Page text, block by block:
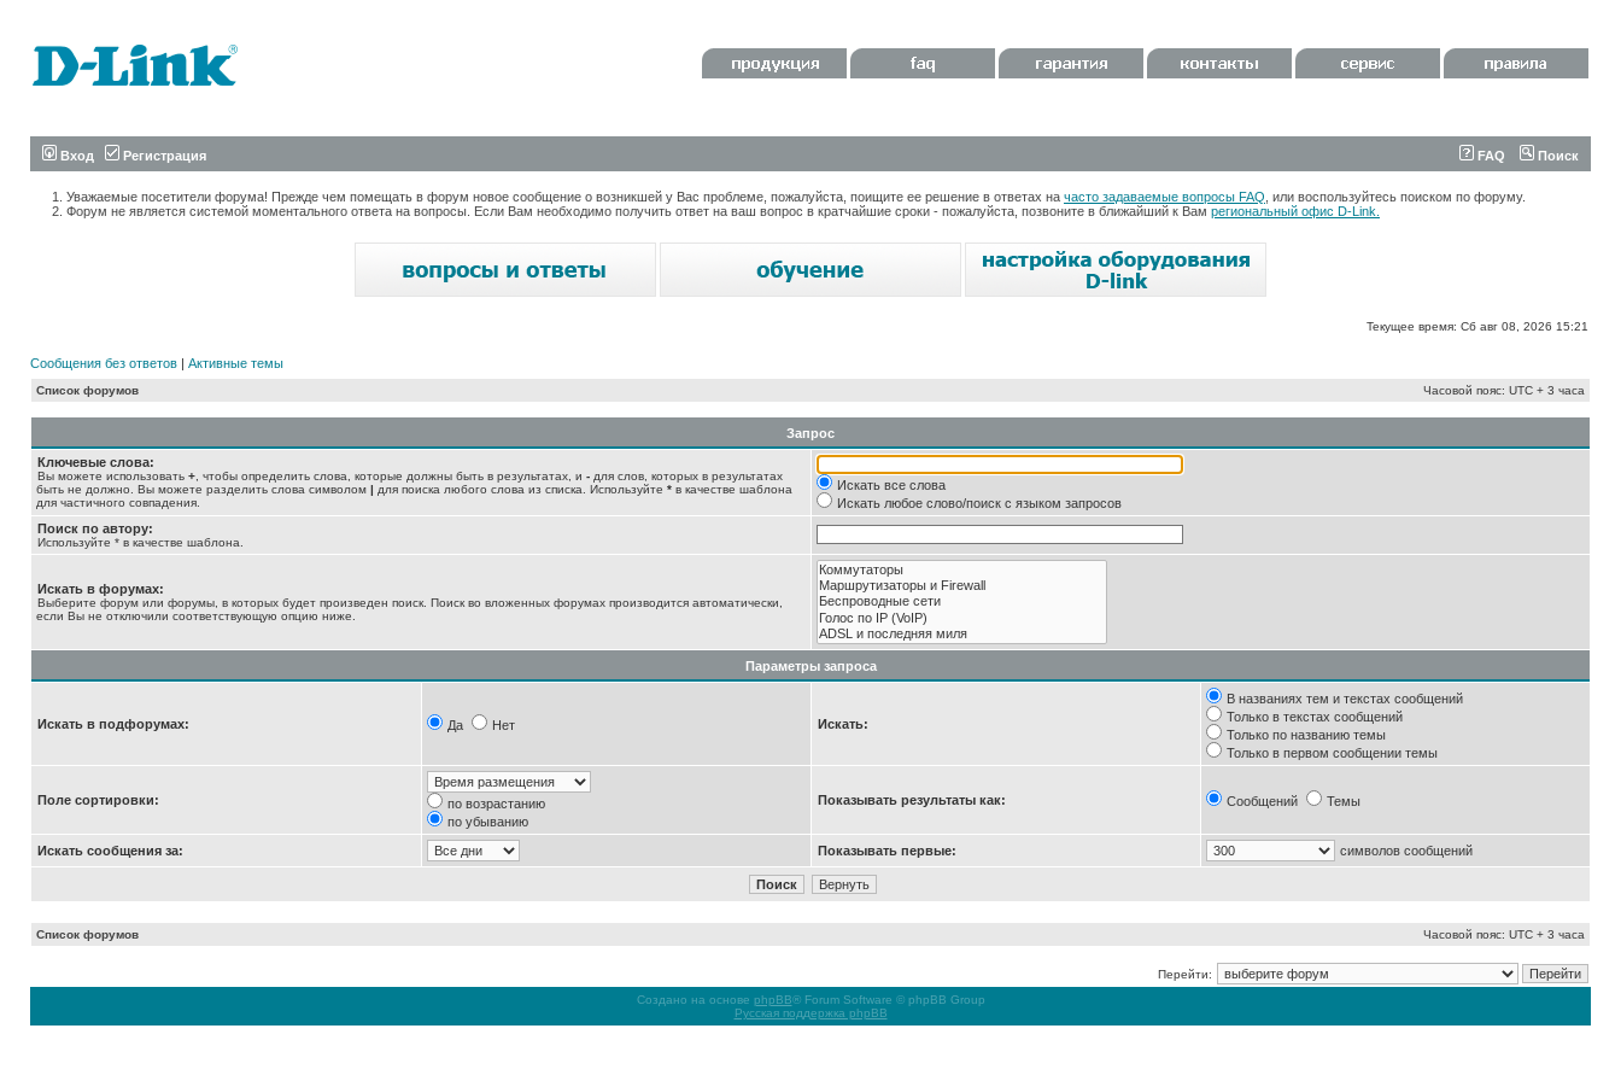
Вход Регистрация FAQ Поиск
Уважаемые посетители форума! Прежде чем помещать в форум новое сообщение о возникшей у Вас проблеме, пожалуйста, поищите ее решение в ответах на часто задаваемые вопросы FAQ , или воспользуйтесь поиском по форуму.
Форум не является системой моментального ответа на вопросы. Если Вам необходимо получить ответ на ваш вопрос в кратчайшие сроки - пожалуйста, позвоните в ближайший к Вам региональный офис D-Link.
Текущее время: Сб авг 08, 2026 15:21
Сообщения без ответов | Активные темы
Список форумов Часовой пояс: UTC + 3 часа
Запрос
Ключевые слова:
Вы можете использовать + , чтобы определить слова, которые должны быть в результатах, и - для слов, которых в результатах
быть не должно. Вы можете разделить слова символом | для поиска любого слова из списка. Используйте * в качестве шаблона
для частичного совпадения.
Искать все слова
Искать любое слово/поиск с языком запросов
Поиск по автору:
Используйте * в качестве шаблона.
Искать в форумах:
Выберите форум или форумы, в которых будет произведен поиск. Поиск во вложенных форумах производится автоматически,
если Вы не отключили соответствующую опцию ниже.
Параметры запроса
Искать в подфорумах: Да Нет Искать:
В названиях тем и текстах сообщений
Только в текстах сообщений
Только по названию темы
Только в первом сообщении темы
Поле сортировки:
по возрастанию
по убыванию
Показывать результаты как: Сообщений Темы
Искать сообщения за: Показывать первые: символов сообщений
Список форумов Часовой пояс: UTC + 3 часа
Перейти:
Создано на основе phpBB® Forum Software © phpBB Group
Русская поддержка phpBB